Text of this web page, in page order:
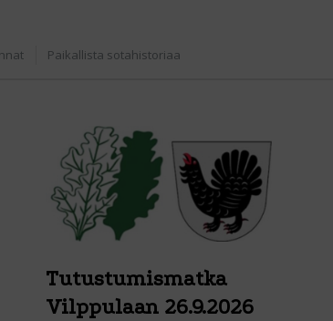
Paikallista sotahistoriaa
Tutustumismatka
Vilppulaan 26.9.2026